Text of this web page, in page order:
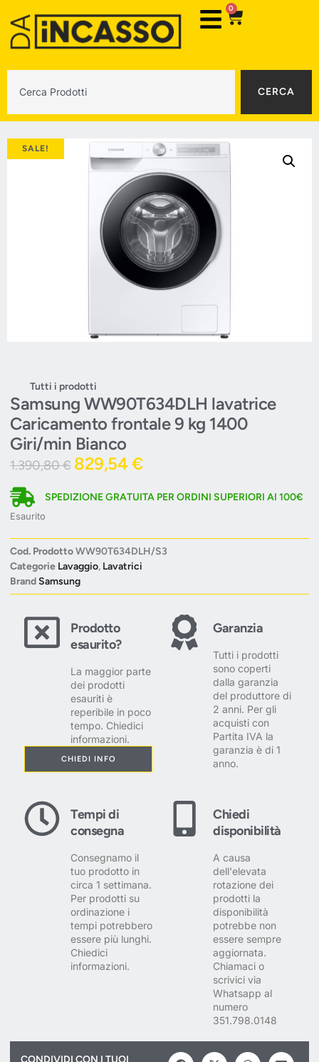
0
CERCA
SALE!
Tutti i prodotti
Samsung WW90T634DLH lavatrice
Caricamento frontale 9 kg 1400
Giri/min Bianco
1.390,80€ 829,54€
SPEDIZIONE GRATUITA PER ORDINI SUPERIORI AI 100€
Esaurito
Cod. ProdottoWW90T634DLH/S3
Categorie Lavaggio, Lavatrici
BrandSamsung
Prodotto
esaurito?
La maggior parte
dei prodotti
esauriti è
reperibile in poco
tempo. Chiedici
informazioni.
CHIEDI INFO
Garanzia
Tutti i prodotti
sono coperti
dalla garanzia
del produttore di
2 anni. Per gli
acquisti con
Partita IVA la
garanzia è di 1
anno.
Tempi di
consegna
Consegnamo il
tuo prodotto in
circa 1 settimana.
Per prodotti su
ordinazione i
tempi potrebbero
essere più lunghi.
Chiedici
informazioni.
Chiedi
disponibilità
A causa
dell'elevata
rotazione dei
prodotti la
disponibilità
potrebbe non
essere sempre
aggiornata.
Chiamaci o
scrivici via
Whatsapp al
numero
351.798.0148
CONDIVIDI CON I TUOI